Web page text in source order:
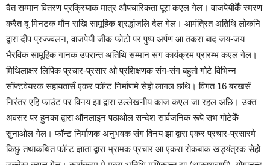
दैत सम्मान वितरण प्रक्रियाक मात्र औपचारिकता पूरा कएल गेल। वाजपेयीकेँ स्मरण
करैत दू मिनटक मौन राखि सामूहिक श्रद्धांजलि देल गेल। आमंत्रित अतिथि लोकनि
द्वारा दीप प्रज्ज्वलन, वाजपेयी जीक फोटो पर पुष्प अर्पण आ तकरा बाद जय-जय
भैरविक सामूहिक गानक उपरान्त अतिथि सम्मान संग कार्यक्रम प्रारम्भ कएल गेल।
मिथिलाक्षर लिपिक प्रचार-प्रसार ओ प्रशिक्षणक संग-संग बहुतो गोटे विभिन्न
सॉफ्टवेयरक सहायतासँ एकर फॉन्ट निर्माणमे सेहो लागल छथि। विगत 16 बरखसँ
निरंतर एहि फाउंट पर विनय झा द्वारा उल्लेखनीय काज कएल जा रहल अछि। उक्त
अवसर पर हुनका द्वारा ऑनलाइन पठाओल सन्देश सार्वजनिक रूपे सभ गोटेकेँ
सुनाओल गेल। फॉन्ट निर्माणक अनुभवक संग विनय झा द्वारा एकर प्रचार-प्रसारमे
किछु तथाकथित फॉन्ट ज्ञाता द्वारा भ्रामक प्रचार आ एकरा रोकबाक खड्यंत्रक सेहो